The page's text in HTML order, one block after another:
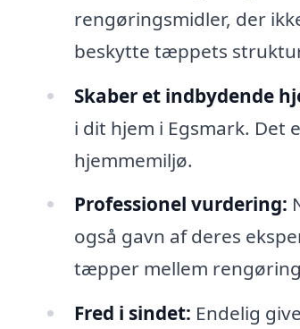
rengøringsmidler, der
beskytte tæppets
Skaber et indbydende
i dit hjem i Egsmark.
hjemmemiljø.
Professionel vurdering:
også gavn af deres
tæpper mellem
Fred i sindet: Endelig